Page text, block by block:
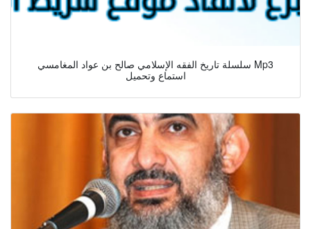
سلسلة تاريخ الفقه الإسلامي صالح بن عواد المغامسي Mp3
استماع وتحميل